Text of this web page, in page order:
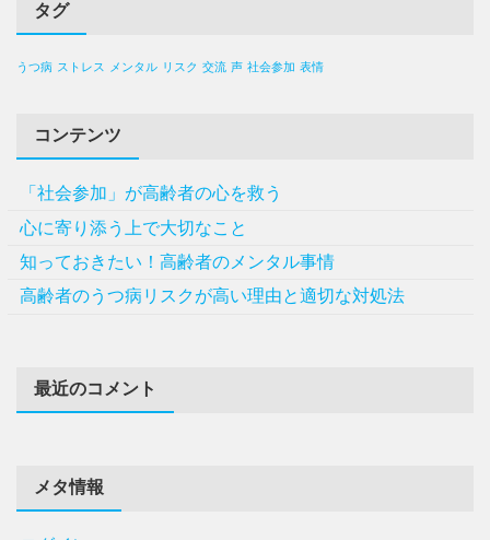
タグ
うつ病 ストレス メンタル リスク 交流 声 社会参加 表情
コンテンツ
「社会参加」が高齢者の心を救う
心に寄り添う上で大切なこと
知っておきたい！高齢者のメンタル事情
高齢者のうつ病リスクが高い理由と適切な対処法
最近のコメント
メタ情報